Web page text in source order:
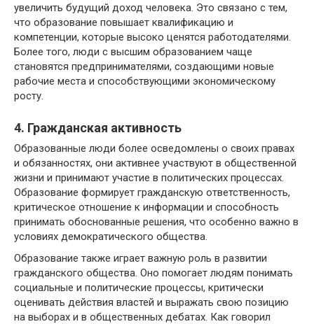
увеличить будущий доход человека. Это связано с тем,
что образование повышает квалификацию и
компетенции, которые высоко ценятся работодателями.
Более того, люди с высшим образованием чаще
становятся предпринимателями, создающими новые
рабочие места и способствующими экономическому
росту.
4. Гражданская активность
Образованные люди более осведомлены о своих правах
и обязанностях, они активнее участвуют в общественной
жизни и принимают участие в политических процессах.
Образование формирует гражданскую ответственность,
критическое отношение к информации и способность
принимать обоснованные решения, что особенно важно в
условиях демократического общества.
Образование также играет важную роль в развитии
гражданского общества. Оно помогает людям понимать
социальные и политические процессы, критически
оценивать действия властей и выражать свою позицию
на выборах и в общественных дебатах. Как говорил